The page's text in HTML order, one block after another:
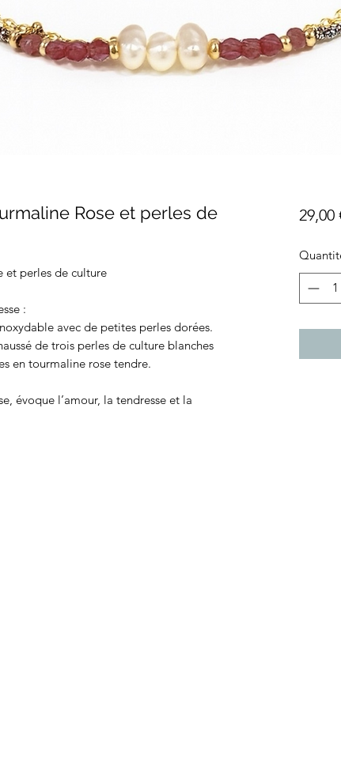
Rose et perles de
et perles de culture
:
avec de petites perles dorées.
de trois perles de culture blanches
en tourmaline rose tendre.
évoque l’amour, la tendresse et la
29,00